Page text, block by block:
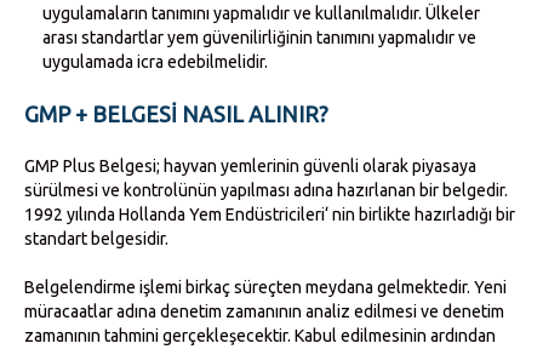
uygulamaların tanımını yapmalıdır ve kullanılmalıdır. Ülkeler
arası standartlar yem güvenilirliğinin tanımını yapmalıdır ve
uygulamada icra edebilmelidir.
GMP + BELGESI NASIL ALINIR?
GMP Plus Belgesi; hayvan yemlerinin güvenli olarak piyasaya
sürülmesi ve kontrolünün yapılması adına hazırlanan bir belgedir.
1992 yılında Hollanda Yem Endüstricileri‘ nin birlikte hazırladığı bir
standart belgesidir.
Belgelendirme işlemi birkaç süreçten meydana gelmektedir. Yeni
müracaatlar adına denetim zamanının analiz edilmesi ve denetim
zamanının tahmini gerçekleşecektir. Kabul edilmesinin ardından